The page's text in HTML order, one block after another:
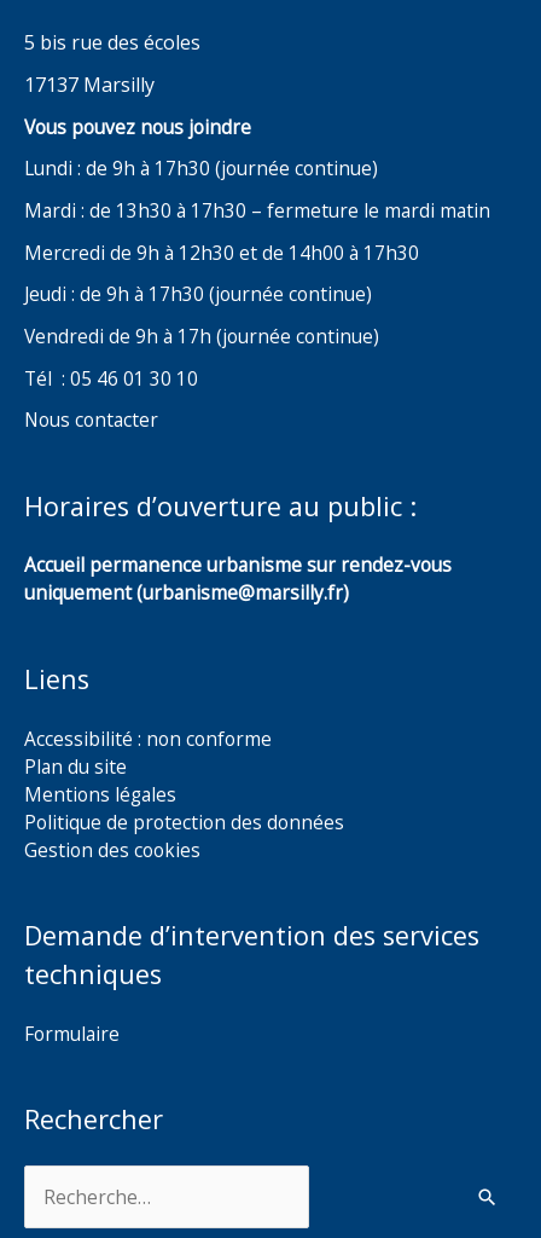
5 bis rue des écoles
17137 Marsilly
Vous pouvez nous joindre
Lundi : de 9h à 17h30 (journée continue)
Mardi : de 13h30 à 17h30 – fermeture le mardi matin
Mercredi de 9h à 12h30 et de 14h00 à 17h30
Jeudi : de 9h à 17h30 (journée continue)
Vendredi de 9h à 17h (journée continue)
Tél : 05 46 01 30 10
Nous contacter
Horaires d’ouverture au public :
Accueil permanence urbanisme sur rendez-vous
uniquement (urbanisme@marsilly.fr)
Liens
Accessibilité : non conforme
Plan du site
Mentions légales
Politique de protection des données
Gestion des cookies
Demande d’intervention des services
techniques
Formulaire
Rechercher